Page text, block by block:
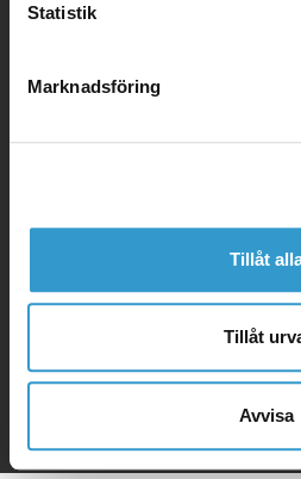
Statistik
Marknadsföring
Tillåt
Tillåt
Avvisa
Denna webbplats är skyddad
Webbplatsen är producerad av